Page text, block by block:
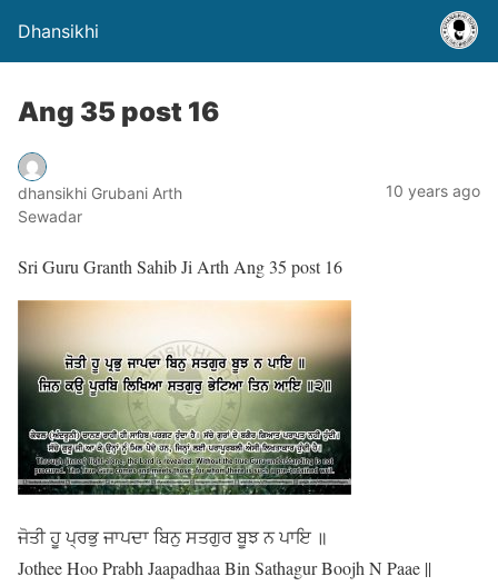
Dhansikhi
Ang 35 post 16
dhansikhi Grubani Arth
Sewadar
10 years ago
Sri Guru Granth Sahib Ji Arth Ang 35 post 16
ਜੋਤੀ ਹੂ ਪ੍ਰਭੁ ਜਾਪਦਾ ਬਿਨੁ ਸਤਗੁਰ ਬੂਝ ਨ ਪਾਇ ॥
Jothee Hoo Prabh Jaapadhaa Bin Sathagur Boojh N Paae ||